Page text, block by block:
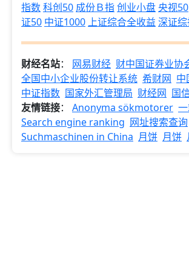
指数科创50 成份Ｂ指创业小盘央视50
证50 中证1000 上证综合全收益 深证
财经名站： 网易财经 财中国证券业协
全国中小企业股份转让系统 希财网 中
中证指数 国家外汇管理局 财经网 国
友情链接： Anonyma sökmotorer
Search engine ranking 网址搜索查询
Suchmaschinen in China 月饼 月饼